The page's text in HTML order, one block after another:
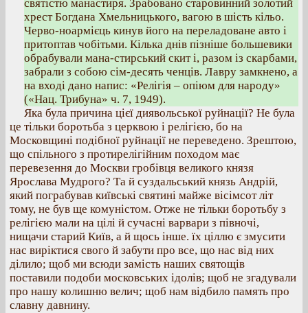
святістю манастиря. Зрабовано старовинний золотий
хрест Богдана Хмельницького, вагою в шість кільо.
Черво-ноармієць кинув його на переладоване авто і
притоптав чобітьми. Кілька днів пізніше большевики
обрабували мана-стирський скит і, разом із скарбами,
забрали з собою сім-десять ченців. Лавру замкнено, а
на вході дано напис: «Релігія – опіюм для народу»
(«Нац. Трибуна» ч. 7, 1949).
Яка була причина цієї диявольської руйнації? Не була
це тільки боротьба з церквою і релігією, бо на
Московщині подібної руйнації не переведено. Зрештою,
що спільного з протирелігійним походом має
перевезення до Москви гробівця великого князя
Ярослава Мудрого? Та й суздальський князь Андрій,
який пограбував київські святині майже вісімсот літ
тому, не був ще комуністом. Отже не тільки боротьбу з
релігією мали на цілі й сучасні варвари з півночі,
нищачи старий Київ, а й щось інше. їх ціллю є змусити
нас виріктися свого й забути про все, що нас від них
ділило; щоб ми всюди замість наших святощів
поставили подоби московських ідолів; щоб не згадували
про нашу колишню велич; щоб нам відбило память про
славну давнину.